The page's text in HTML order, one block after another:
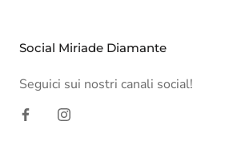
Social Miriade Diamante
Seguici sui nostri canali social!